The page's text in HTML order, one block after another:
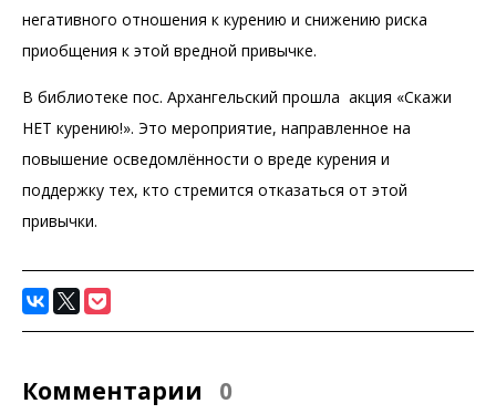
негативного отношения к курению и снижению риска
приобщения к этой вредной привычке.
В библиотеке пос. Архангельский прошла акция «Скажи
НЕТ курению!». Это мероприятие, направленное на
повышение осведомлённости о вреде курения и
поддержку тех, кто стремится отказаться от этой
привычки.
Комментарии 0